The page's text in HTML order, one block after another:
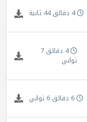
4 دقائق 44 ثانية
4 دقائق 7
ثواني
6 دقائق 6 ثواني